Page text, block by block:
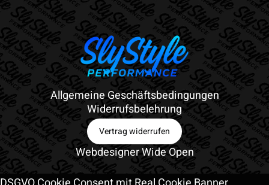
Allgemeine Geschäftsbedingungen
Widerrufsbelehrung
Vertrag widerrufen
Webdesigner Wide Open